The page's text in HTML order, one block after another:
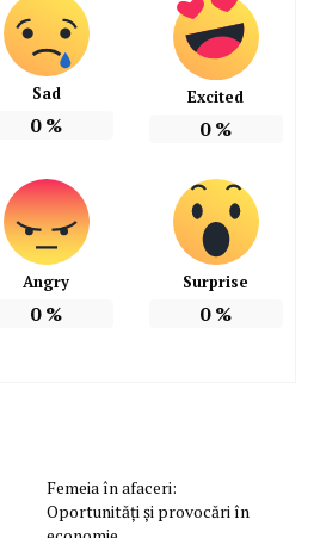
Sad
0%
Excited
0%
Angry
0%
Surprise
0%
Femeia în afaceri:
Oportunități și provocări în